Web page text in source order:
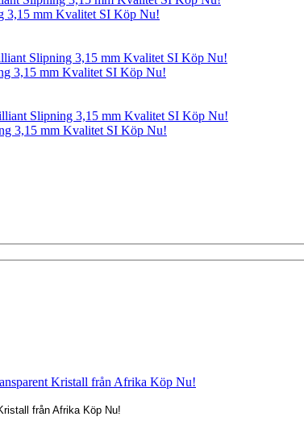
3,15 mm Kvalitet SI Köp Nu!
3,15 mm Kvalitet SI Köp Nu!
3,15 mm Kvalitet SI Köp Nu!
från Afrika Köp Nu!